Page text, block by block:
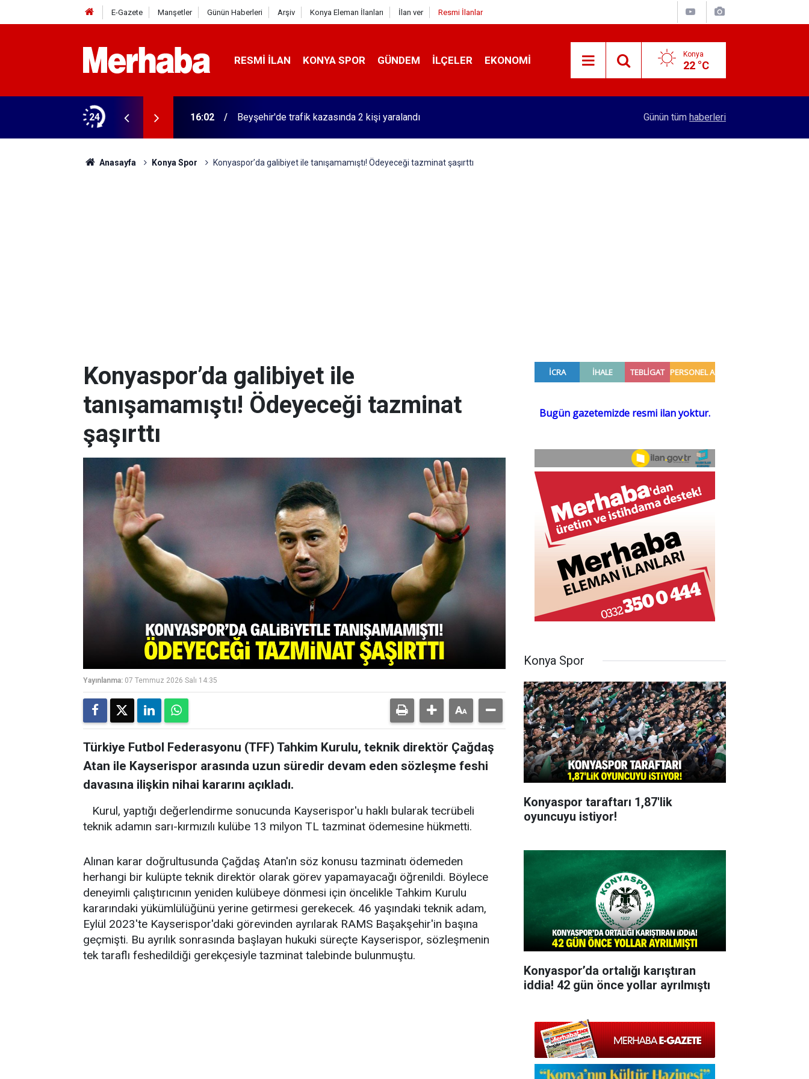
E-Gazete Manşetler Günün Haberleri Arşiv Konya Eleman İlanları İlan ver Resmi İlanlar
RESMI İLAN KONYA SPOR GÜNDEM İLÇELER EKONOMI Konya
22 °C
24
tamam! Başkandan ilk mesaj 16:02 Beyşehir'de trafik kazasında 2 kişi yaralandı Konya'nın öncü firması atakta! Yeni yatırıma
Günün tüm haberleri
Anasayfa Konya Spor Konyaspor’da galibiyet ile tanışamamıştı! Ödeyeceği tazminat şaşırttı
Konyaspor’da galibiyet ile
tanışamamıştı! Ödeyeceği tazminat
şaşırttı
Yayınlanma: 07 Temmuz 2026 Salı 14:35
Türkiye Futbol Federasyonu (TFF) Tahkim Kurulu, teknik direktör Çağdaş
Atan ile Kayserispor arasında uzun süredir devam eden sözleşme feshi
davasına ilişkin nihai kararını açıkladı.
Kurul, yaptığı değerlendirme sonucunda Kayserispor'u haklı bularak tecrübeli
teknik adamın sarı-kırmızılı kulübe 13 milyon TL tazminat ödemesine hükmetti.
Alınan karar doğrultusunda Çağdaş Atan'ın söz konusu tazminatı ödemeden
herhangi bir kulüpte teknik direktör olarak görev yapamayacağı öğrenildi. Böylece
deneyimli çalıştırıcının yeniden kulübeye dönmesi için öncelikle Tahkim Kurulu
kararındaki yükümlülüğünü yerine getirmesi gerekecek. 46 yaşındaki teknik adam,
Eylül 2023'te Kayserispor'daki görevinden ayrılarak RAMS Başakşehir'in başına
geçmişti. Bu ayrılık sonrasında başlayan hukuki süreçte Kayserispor, sözleşmenin
tek taraflı feshedildiği gerekçesiyle tazminat talebinde bulunmuştu.
Konya Spor
Konyaspor taraftarı 1,87'lik
oyuncuyu istiyor!
Konyaspor’da ortalığı karıştıran
iddia! 42 gün önce yollar ayrılmıştı